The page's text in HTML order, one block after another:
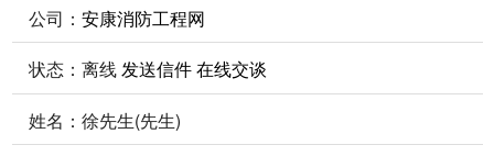
公司：安康消防工程网
状态：离线发送信件在线交谈
姓名：徐先生(先生)